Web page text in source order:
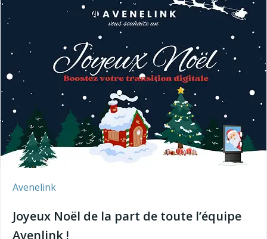
Avenelink
Joyeux Noël de la part de toute l’équipe
Avenlink !